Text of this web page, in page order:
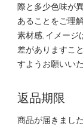
際と多少色味が
あることをご理
素材感,イメージ
差がありますこ
すようお願いい
返品期限
商品が届きまし